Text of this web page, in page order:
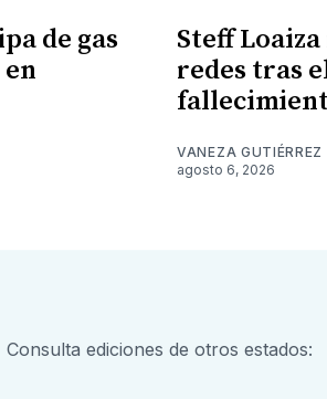
de gas
Steff
redes tras
VANEZA GUTIÉRREZ
agosto 6, 2026
Consulta ediciones de otros estados: